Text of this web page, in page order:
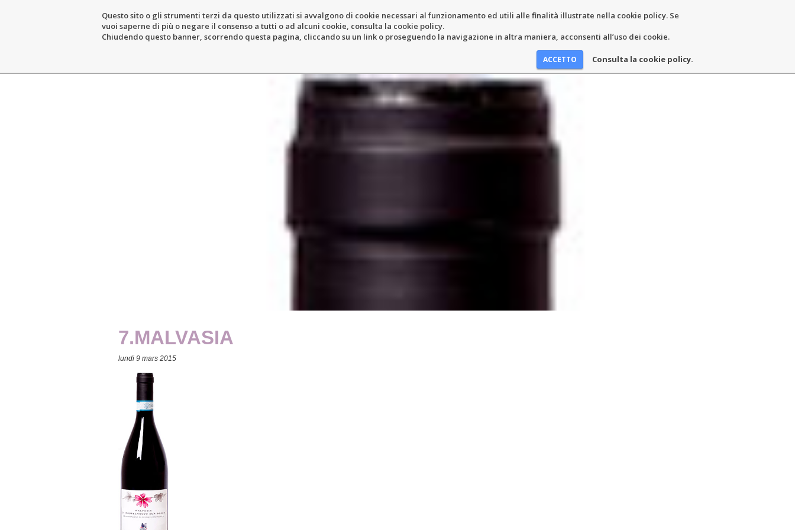
Questo sito o gli strumenti terzi da questo utilizzati si avvalgono di cookie necessari al funzionamento ed utili alle finalità illustrate nella cookie policy. Se
vuoi saperne di più o negare il consenso a tutti o ad alcuni cookie, consulta la cookie policy.
Chiudendo questo banner, scorrendo questa pagina, cliccando su un link o proseguendo la navigazione in altra maniera, acconsenti all’uso dei cookie.
Consulta la cookie policy.
LE DOMAINE L’ACTIVITÉ VITICOLE RESORT
7.MALVASIA
lundi 9 mars 2015